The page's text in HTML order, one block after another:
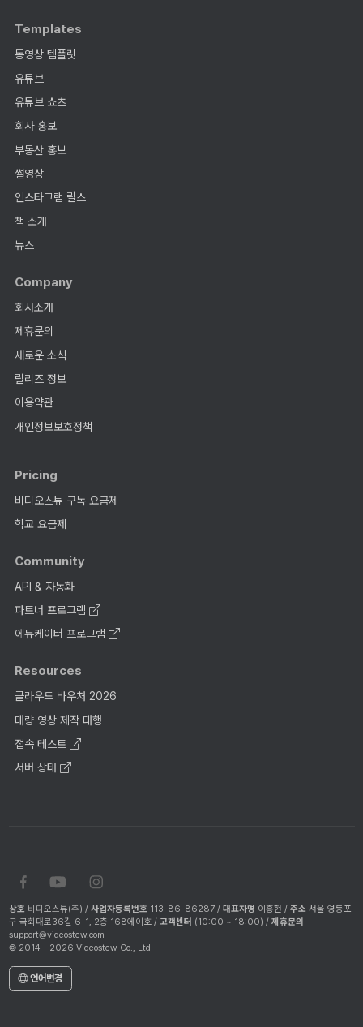
Templates
동영상 템플릿
유튜브
유튜브 쇼츠
회사 홍보
부동산 홍보
썰영상
인스타그램 릴스
책 소개
뉴스
Company
회사소개
제휴문의
새로운 소식
릴리즈 정보
이용약관
개인정보보호정책
Pricing
비디오스튜 구독 요금제
학교 요금제
Community
API & 자동화
파트너 프로그램
에듀케이터 프로그램
Resources
클라우드 바우처 2026
대량 영상 제작 대행
접속 테스트
서버 상태
상호 비디오스튜(주) / 사업자등록번호 113-86-86287 / 대표자명 이흥현 / 주소 서울 영등포
구 국회대로36길 6-1, 2층 168에이호 / 고객센터 (10:00 ~ 18:00) / 제휴문의
support@videostew.com
© 2014 - 2026 Videostew Co., Ltd
언어변경